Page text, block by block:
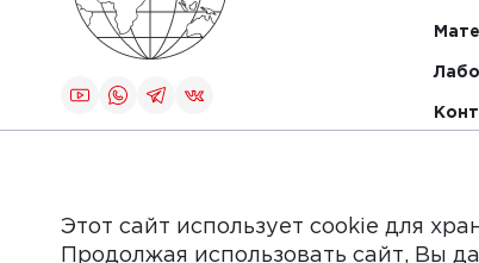
Этот сайт использует cookie для
Продолжая использовать сайт, Вы